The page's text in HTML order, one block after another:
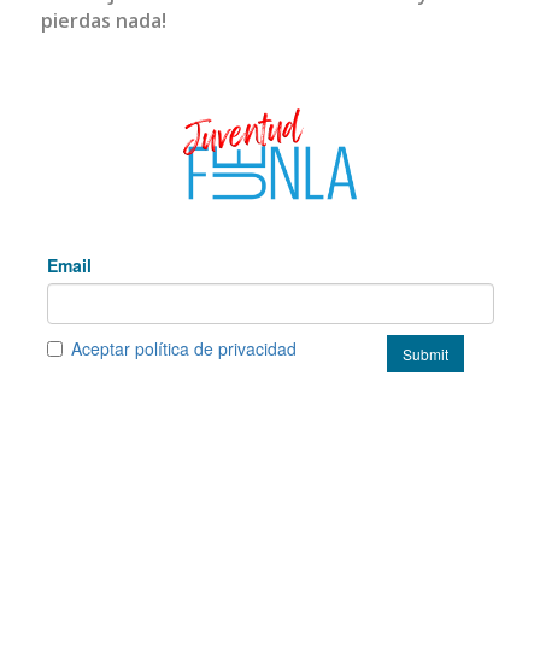
pierdas nada!